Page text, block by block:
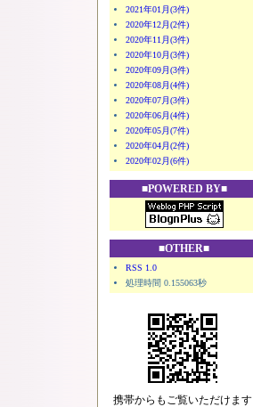
2021年01月(3件)
2020年12月(2件)
2020年11月(3件)
2020年10月(3件)
2020年09月(3件)
2020年08月(4件)
2020年07月(3件)
2020年06月(4件)
2020年05月(7件)
2020年04月(2件)
2020年02月(6件)
■POWERED BY■
■OTHER■
RSS 1.0
処理時間 0.155063秒
携帯からもご覧いただけます